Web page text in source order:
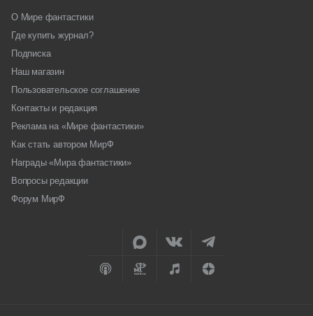
О Мире фантастики
Где купить журнал?
Подписка
Наш магазин
Пользовательское соглашение
Контакты и редакция
Реклама на «Мире фантастики»
Как стать автором МирФ
Награды «Мира фантастики»
Вопросы редакции
Форум МирФ